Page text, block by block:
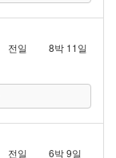
전일 8박 11일
전일 6박 9일